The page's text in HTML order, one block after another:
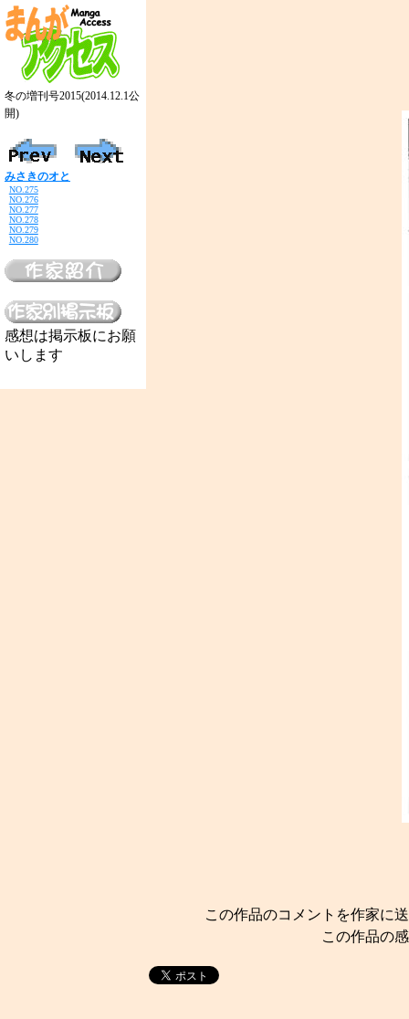
冬の増刊号2015(2014.12.1公
開)
みさきのオと
NO.275
NO.276
NO.277
NO.278
NO.279
NO.280
感想は掲示板にお願
いします
この作品のコメントを作家に
この作品の